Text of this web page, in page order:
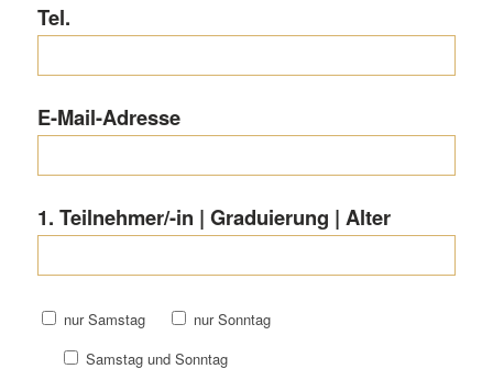
Tel.
E-Mail-Adresse
1. Teilnehmer/-in | Graduierung | Alter
nur Samstag
nur Sonntag
Samstag und Sonntag